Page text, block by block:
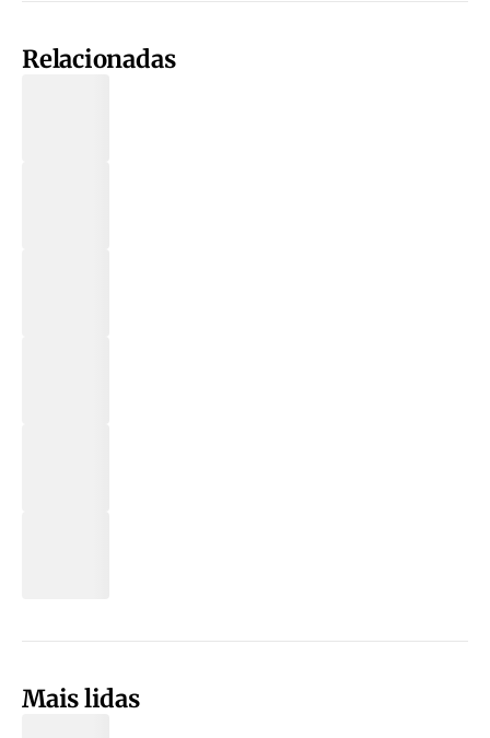
Relacionadas
Mais lidas